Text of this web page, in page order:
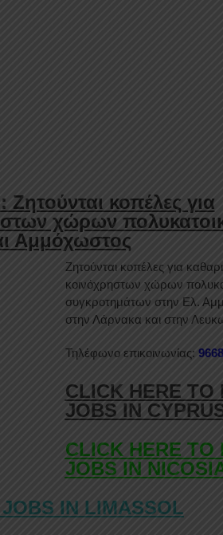
κοπέλες για
χώρων
Αμμόχωστος
Ζητούνται κοπέλες για
κοινόχρηστων χώρων
συγκροτημάτων στην Ελ.
στην Λάρνακα και στην
Τηλέφωνο επικοινωνίας:
CLICK HERE TO
JOBS IN
CLICK HERE TO
JOBS IN
IN LIMASSOL